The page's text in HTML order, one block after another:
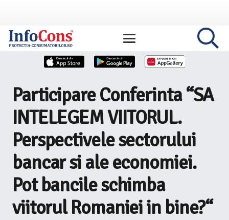
Participare Conferinta “SA
INTELEGEM VIITORUL.
Perspectivele sectorului
bancar si ale economiei.
Pot bancile schimba
viitorul Romaniei in bine?“